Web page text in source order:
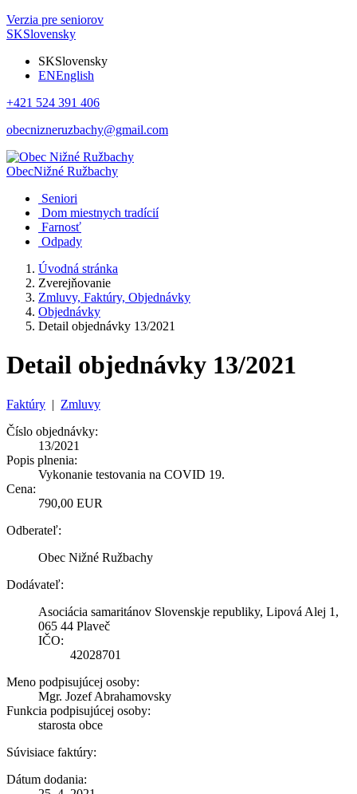
Verzia pre seniorov
SKSlovensky
SKSlovensky
ENEnglish
+421 524 391 406
obecnizneruzbachy@gmail.com
ObecNižné Ružbachy
Seniori
Dom miestnych tradícií
Farnosť
Odpady
Úvodná stránka
Zverejňovanie
Zmluvy, Faktúry, Objednávky
Objednávky
Detail objednávky 13/2021
Detail objednávky 13/2021
Faktúry | Zmluvy
Číslo objednávky:
13/2021
Popis plnenia:
Vykonanie testovania na COVID 19.
Cena:
790,00 EUR
Odberateľ:
Obec Nižné Ružbachy
Dodávateľ:
Asociácia samaritánov Slovenskje republiky, Lipová Alej 1,
065 44 Plaveč
IČO:
42028701
Meno podpisujúcej osoby:
Mgr. Jozef Abrahamovsky
Funkcia podpisujúcej osoby:
starosta obce
Súvisiace faktúry:
Dátum dodania: